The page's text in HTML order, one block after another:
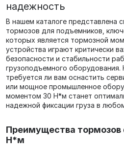
надежность
В нашем каталоге представлена
тормозов для подъемников,
которых является тормозной
устройства играют критически
безопасности и стабильности
грузоподъемного оборудования.
требуется ли вам оснастить
или мощное промышленное
моментом 30 Н*м станет
надежной фиксации груза в
Преимущества
Н*м